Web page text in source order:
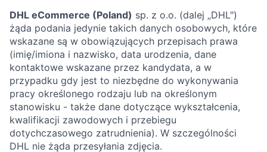
DHL eCommerce (Poland) sp. z o.o. (dalej „DHL")
żąda podania jedynie takich danych osobowych, które
wskazane są w obowiązujących przepisach prawa
(imię/imiona i nazwisko, data urodzenia, dane
kontaktowe wskazane przez kandydata, a w
przypadku gdy jest to niezbędne do wykonywania
pracy określonego rodzaju lub na określonym
stanowisku - także dane dotyczące wykształcenia,
kwalifikacji zawodowych i przebiegu
dotychczasowego zatrudnienia). W szczególności
DHL nie żąda przesyłania zdjęcia.